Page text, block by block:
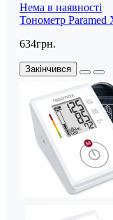
Нема в наявності
Тонометр Paramed
634грн.
Закінчився